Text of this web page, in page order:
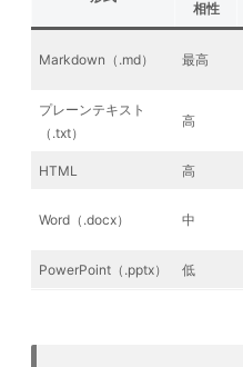
相性
Markdown（.md） 最高
プレーンテキスト
（.txt）
高
HTML 高
Word（.docx） 中
PowerPoint（.pptx） 低